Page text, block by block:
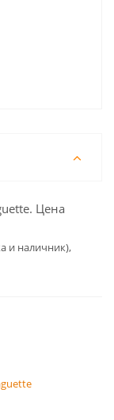
Цена
и наличник),